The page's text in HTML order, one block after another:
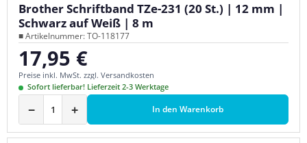
Brother Schriftband TZe-231 (20 St.) | 12 mm |
Schwarz auf Weiß | 8 m
■ Artikelnummer: TO-118177
Regulärer Preis:
17,95 €
Preise inkl. MwSt. zzgl. Versandkosten
Sofort lieferbar! Lieferzeit 2-3 Werktage
− + In den Warenkorb